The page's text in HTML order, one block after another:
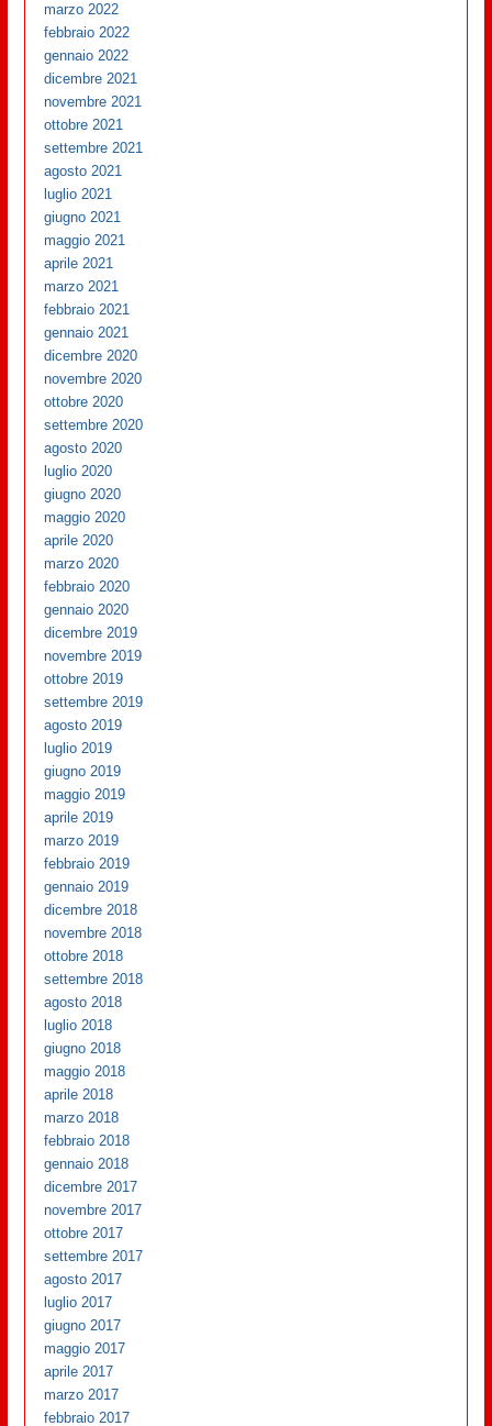
marzo 2022
febbraio 2022
gennaio 2022
dicembre 2021
novembre 2021
ottobre 2021
settembre 2021
agosto 2021
luglio 2021
giugno 2021
maggio 2021
aprile 2021
marzo 2021
febbraio 2021
gennaio 2021
dicembre 2020
novembre 2020
ottobre 2020
settembre 2020
agosto 2020
luglio 2020
giugno 2020
maggio 2020
aprile 2020
marzo 2020
febbraio 2020
gennaio 2020
dicembre 2019
novembre 2019
ottobre 2019
settembre 2019
agosto 2019
luglio 2019
giugno 2019
maggio 2019
aprile 2019
marzo 2019
febbraio 2019
gennaio 2019
dicembre 2018
novembre 2018
ottobre 2018
settembre 2018
agosto 2018
luglio 2018
giugno 2018
maggio 2018
aprile 2018
marzo 2018
febbraio 2018
gennaio 2018
dicembre 2017
novembre 2017
ottobre 2017
settembre 2017
agosto 2017
luglio 2017
giugno 2017
maggio 2017
aprile 2017
marzo 2017
febbraio 2017